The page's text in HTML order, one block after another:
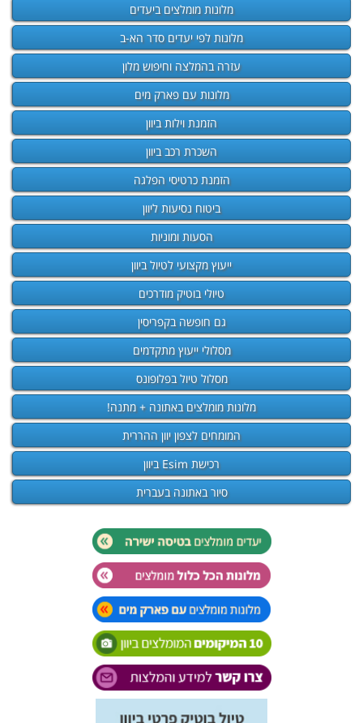
מלונות מומלצים ביעדים
מלונות לפי יעדים סדר הא-ב
עזרה בהמלצה וחיפוש מלון
מלונות עם פארק מים
הזמנת וילות ביוון
השכרת רכב ביוון
הזמנת כרטיסי הפלגה
ביטוח נסיעות ליוון
הסעות ומוניות
ייעוץ מקצועי לטיול ביוון
טיולי בוטיק מודרכים
גם חופשה בקפריסין
מסלולי ייעוץ מתקדמים
מסלול טיול בפלופונס
מלונות מומלצים באתונה + מתנה!
המומחים לצפון יוון ההררית
רכישת Esim ביוון
סיור באתונה בעברית